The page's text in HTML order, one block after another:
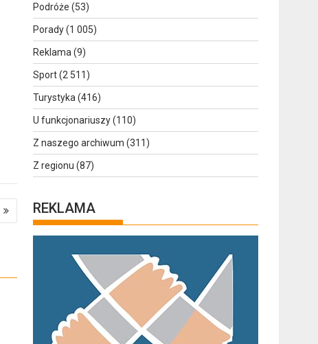
Podróże (53)
Porady(1 005)
Reklama (9)
Sport(2 511)
Turystyka (416)
U funkcjonariuszy(110)
Z naszego archiwum (311)
Z regionu (87)
REKLAMA